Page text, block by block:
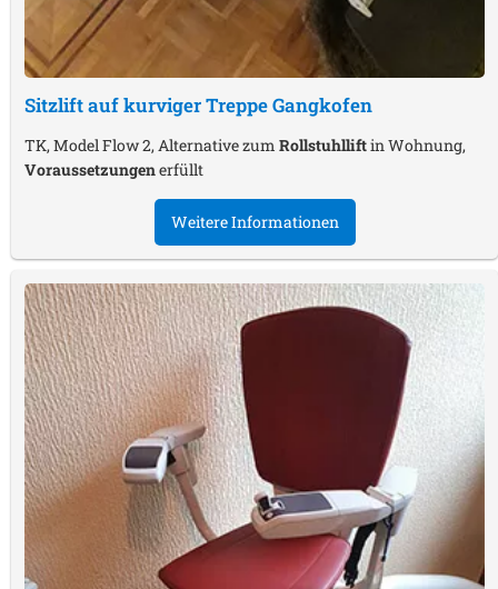
Sitzlift auf kurviger TreppeGangkofen
TK, Model Flow 2, Alternative zum Rollstuhlliftin Wohnung,
Voraussetzungenerfüllt
Weitere Informationen